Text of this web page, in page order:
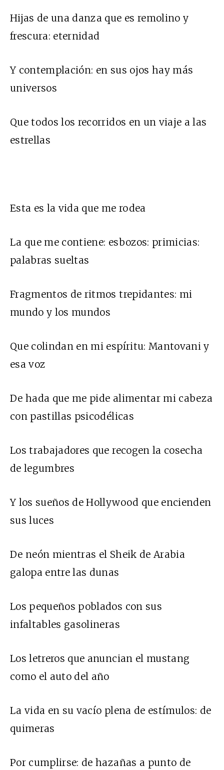
Hijas de una danza que es remolino y
frescura: eternidad
Y contemplación: en sus ojos hay más
universos
Que todos los recorridos en un viaje a las
estrellas
Esta es la vida que me rodea
La que me contiene: esbozos: primicias:
palabras sueltas
Fragmentos de ritmos trepidantes: mi
mundo y los mundos
Que colindan en mi espíritu: Mantovani y
esa voz
De hada que me pide alimentar mi cabeza
con pastillas psicodélicas
Los trabajadores que recogen la cosecha
de legumbres
Y los sueños de Hollywood que encienden
sus luces
De neón mientras el Sheik de Arabia
galopa entre las dunas
Los pequeños poblados con sus
infaltables gasolineras
Los letreros que anuncian el mustang
como el auto del año
La vida en su vacío plena de estímulos: de
quimeras
Por cumplirse: de hazañas a punto de